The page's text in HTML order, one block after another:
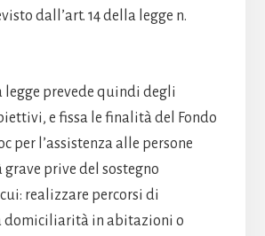
dall’art. 14 della legge n.
legge prevede quindi degli
e fissa le finalità del Fondo
per l’assistenza alle persone
prive del sostegno
realizzare percorsi di
domiciliarità in abitazioni o